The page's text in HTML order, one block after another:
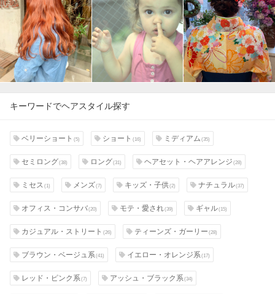
キーワードでヘアスタイル探す
ベリーショート(5) ショート(16) ミディアム(35)
セミロング(38) ロング(31) ヘアセット・ヘアアレンジ(28)
ミセス(1) メンズ(7) キッズ・子供(2) ナチュラル(37)
オフィス・コンサバ(20) モテ・愛され(39) ギャル(15)
カジュアル・ストリート(26) ティーンズ・ガーリー(28)
ブラウン・ベージュ系(41) イエロー・オレンジ系(17)
レッド・ピンク系(7) アッシュ・ブラック系(34)